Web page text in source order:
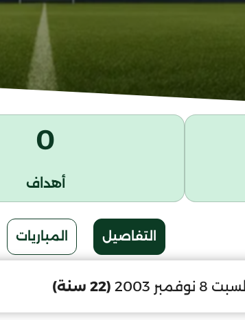
0
أهداف
التفاصيل المباريات
السبت 8 نوفمبر 2003 (22 سنة)